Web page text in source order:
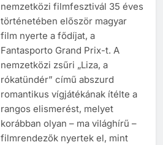
nemzetközi filmfesztivál 35 éves
történetében először magyar
film nyerte a fődíjat, a
Fantasporto Grand Prix-t. A
nemzetközi zsűri „Liza, a
rókatündér” című abszurd
romantikus vígjátékának ítélte a
rangos elismerést, melyet
korábban olyan – ma világhírű –
filmrendezők nyertek el, mint